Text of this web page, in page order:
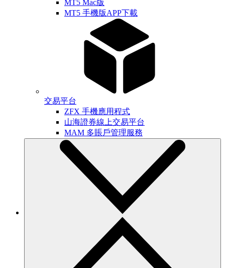
MT5 Mac版
MT5 手機版APP下載
交易平台
ZFX 手機應用程式
山海證券線上交易平台
MAM 多賬戶管理服務